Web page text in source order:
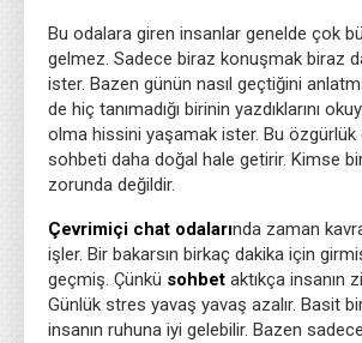
Bu odalara giren insanlar genelde çok
gelmez. Sadece biraz konuşmak biraz
ister. Bazen günün nasıl geçtiğini
de hiç tanımadığı birinin yazdıklarını
olma hissini yaşamak ister. Bu özgürlük
sohbeti daha doğal hale getirir. Kimse
zorunda değildir.
Çevrimiçi chat odalarında zaman
işler. Bir bakarsın birkaç dakika için
geçmiş. Çünkü sohbet aktıkça insanın
Günlük stres yavaş yavaş azalır. Basit
insanın ruhuna iyi gelebilir. Bazen